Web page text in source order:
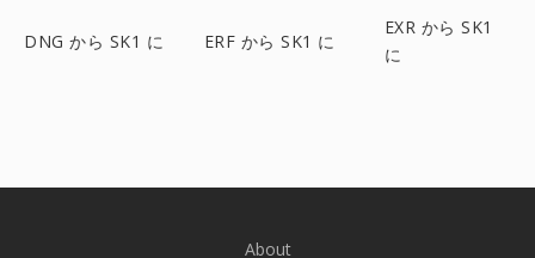
DNG から SK1 に ERF から SK1 に
EXR から SK1
に
About